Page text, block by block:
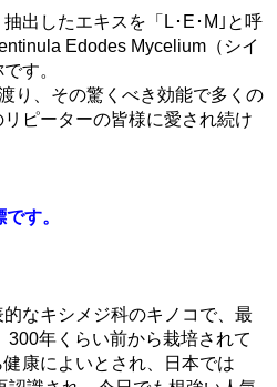
出したエキスを「L･E･M｣と呼
Edodes Mycelium（シイ
す。
り、その驚くべき効能で多くの
ピーターの皆様に愛され続け
す。
なキシメジ科のキノコで、最
300年くらい前から栽培されて
康によいとされ、日本では